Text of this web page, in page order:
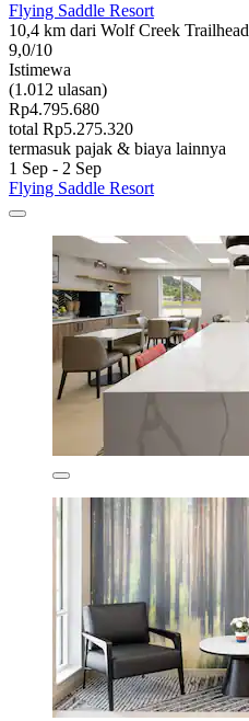
Flying Saddle Resort
10,4 km dari Wolf Creek Trailhead
9,0/10
Istimewa
(1.012 ulasan)
Rp4.795.680
total Rp5.275.320
termasuk pajak & biaya lainnya
1 Sep - 2 Sep
Flying Saddle Resort